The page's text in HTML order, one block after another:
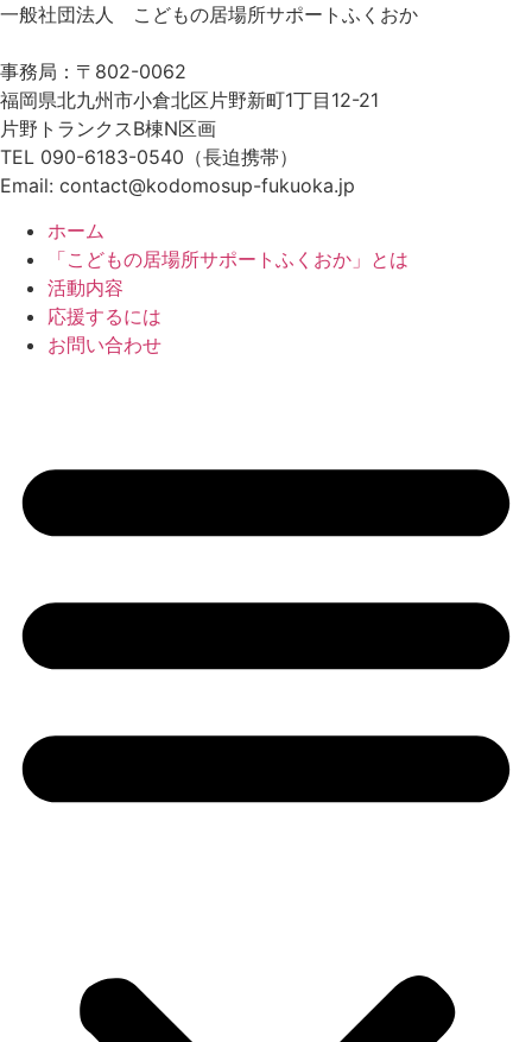
一般社団法人 こどもの居場所サポートふくおか
事務局：〒802-0062
福岡県北九州市小倉北区片野新町1丁目12-21
片野トランクスB棟N区画
TEL 090-6183-0540（長迫携帯）
Email: contact@kodomosup-fukuoka.jp
ホーム
「こどもの居場所サポートふくおか」とは
活動内容
応援するには
お問い合わせ